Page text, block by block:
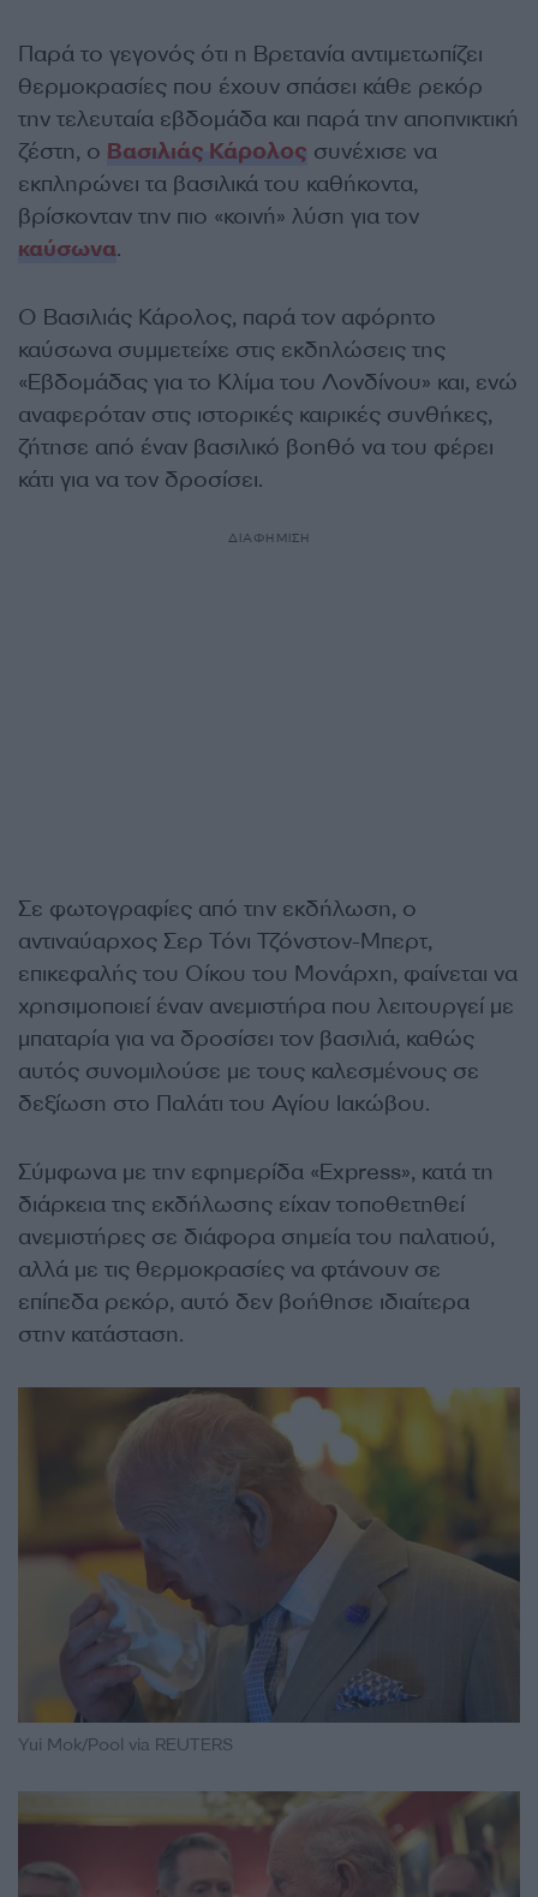
Παρά το γεγονός ότι η Βρετανία αντιμετωπίζει
θερμοκρασίες που έχουν σπάσει κάθε ρεκόρ
την τελευταία εβδομάδα και παρά την αποπνικτική
ζέστη, ο Βασιλιάς Κάρολος συνέχισε να
εκπληρώνει τα βασιλικά του καθήκοντα,
βρίσκονταν την πιο «κοινή» λύση για τον
καύσωνα.
Ο Βασιλιάς Κάρολος, παρά τον αφόρητο
καύσωνα συμμετείχε στις εκδηλώσεις της
«Εβδομάδας για το Κλίμα του Λονδίνου» και, ενώ
αναφερόταν στις ιστορικές καιρικές συνθήκες,
ζήτησε από έναν βασιλικό βοηθό να του φέρει
κάτι για να τον δροσίσει.
ΔΙΑΦΗΜΙΣΗ
Σε φωτογραφίες από την εκδήλωση, ο
αντιναύαρχος Σερ Τόνι Τζόνστον-Μπερτ,
επικεφαλής του Οίκου του Μονάρχη, φαίνεται να
χρησιμοποιεί έναν ανεμιστήρα που λειτουργεί με
μπαταρία για να δροσίσει τον βασιλιά, καθώς
αυτός συνομιλούσε με τους καλεσμένους σε
δεξίωση στο Παλάτι του Αγίου Ιακώβου.
Σύμφωνα με την εφημερίδα «Express», κατά τη
διάρκεια της εκδήλωσης είχαν τοποθετηθεί
ανεμιστήρες σε διάφορα σημεία του παλατιού,
αλλά με τις θερμοκρασίες να φτάνουν σε
επίπεδα ρεκόρ, αυτό δεν βοήθησε ιδιαίτερα
στην κατάσταση.
Yui Mok/Pool via REUTERS